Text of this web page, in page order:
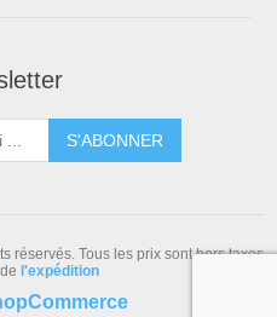
S'ABONNER
réservés. Tous les prix sont hors taxes
l'expédition